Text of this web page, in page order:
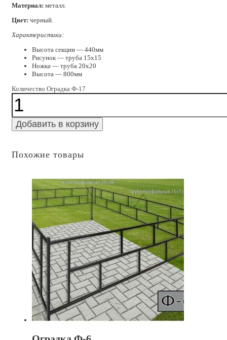
Материал: металл.
Цвет: черный.
Характеристики:
Высота секции — 440мм
Рисунок — труба 15х15
Ножка — труба 20х20
Высота — 800мм
Количество Оградка Ф-17
Добавить в корзину
Похожие товары